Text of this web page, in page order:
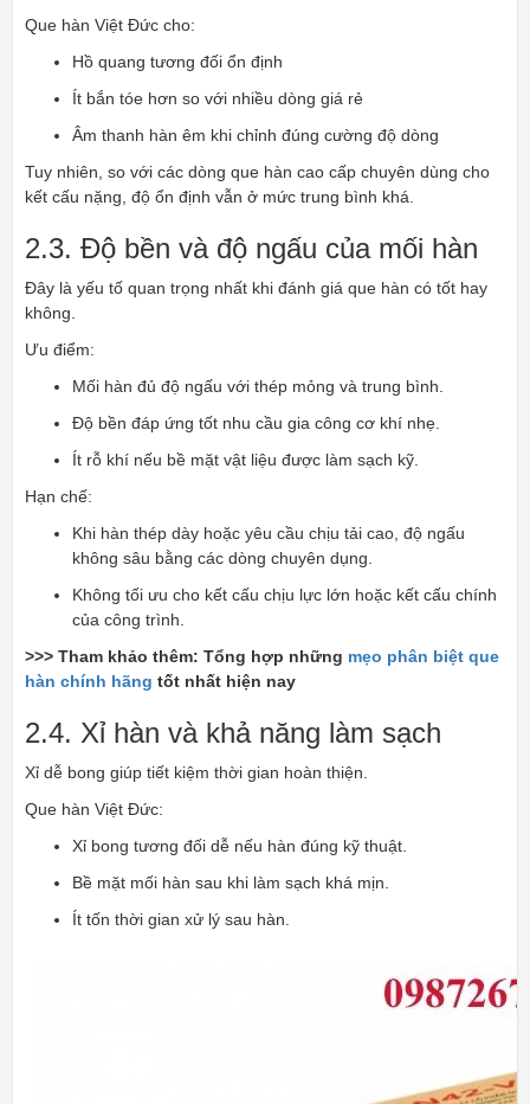
Que hàn Việt Đức cho:
Hồ quang tương đối ổn định
Ít bắn tóe hơn so với nhiều dòng giá rẻ
Âm thanh hàn êm khi chỉnh đúng cường độ dòng
Tuy nhiên, so với các dòng que hàn cao cấp chuyên dùng cho
kết cấu nặng, độ ổn định vẫn ở mức trung bình khá.
2.3. Độ bền và độ ngấu của mối hàn
Đây là yếu tố quan trọng nhất khi đánh giá que hàn có tốt hay
không.
Ưu điểm:
Mối hàn đủ độ ngấu với thép mỏng và trung bình.
Độ bền đáp ứng tốt nhu cầu gia công cơ khí nhẹ.
Ít rỗ khí nếu bề mặt vật liệu được làm sạch kỹ.
Hạn chế:
Khi hàn thép dày hoặc yêu cầu chịu tải cao, độ ngấu
không sâu bằng các dòng chuyên dụng.
Không tối ưu cho kết cấu chịu lực lớn hoặc kết cấu chính
của công trình.
>>> Tham khảo thêm: Tổng hợp những mẹo phân biệt que
hàn chính hãng tốt nhất hiện nay
2.4. Xỉ hàn và khả năng làm sạch
Xỉ dễ bong giúp tiết kiệm thời gian hoàn thiện.
Que hàn Việt Đức:
Xỉ bong tương đối dễ nếu hàn đúng kỹ thuật.
Bề mặt mối hàn sau khi làm sạch khá mịn.
Ít tốn thời gian xử lý sau hàn.